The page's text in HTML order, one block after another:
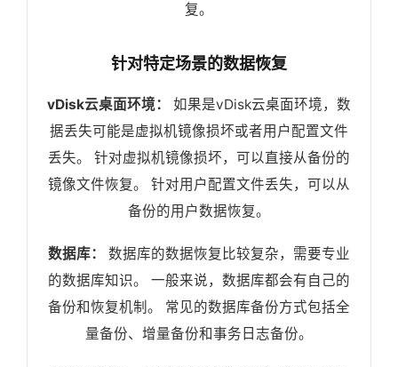
复。
针对特定场景的数据恢复
vDisk云桌面环境：
如果是vDisk云桌面环境，数
据丢失可能是虚拟机镜像损坏或者用户配置文件
丢失。 针对虚拟机镜像损坏，可以直接从备份的
镜像文件恢复。 针对用户配置文件丢失，可以从
备份的用户数据恢复。
数据库：
数据库的数据恢复比较复杂，需要专业
的数据库知识。 一般来说，数据库都会有自己的
备份和恢复机制。 常见的数据库备份方式包括全
量备份、增量备份和事务日志备份。